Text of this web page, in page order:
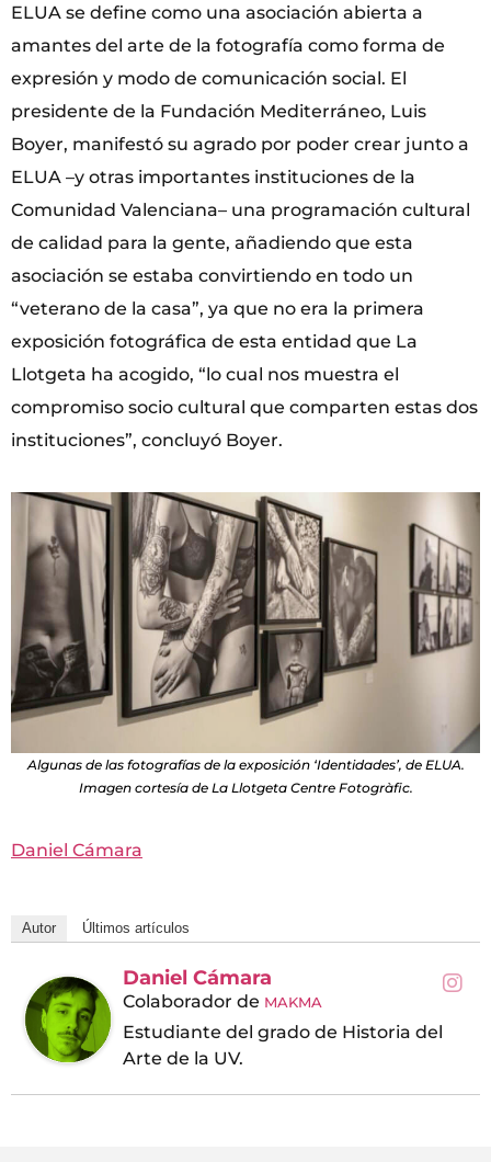
ELUA se define como una asociación abierta a
amantes del arte de la fotografía como forma de
expresión y modo de comunicación social. El
presidente de la Fundación Mediterráneo, Luis
Boyer, manifestó su agrado por poder crear junto a
ELUA –y otras importantes instituciones de la
Comunidad Valenciana– una programación cultural
de calidad para la gente, añadiendo que esta
asociación se estaba convirtiendo en todo un
“veterano de la casa”, ya que no era la primera
exposición fotográfica de esta entidad que La
Llotgeta ha acogido, “lo cual nos muestra el
compromiso socio cultural que comparten estas dos
instituciones”, concluyó Boyer.
Algunas de las fotografías de la exposición ‘Identidades’, de ELUA.
Imagen cortesía de La Llotgeta Centre Fotogràfic.
Daniel Cámara
Autor Últimos artículos
Daniel Cámara
Colaborador de MAKMA
Estudiante del grado de Historia del
Arte de la UV.